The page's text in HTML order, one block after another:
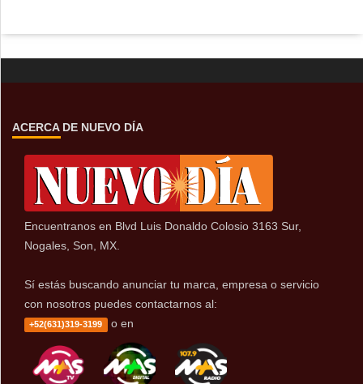
ACERCA DE NUEVO DÍA
Encuentranos en Blvd Luis Donaldo Colosio 3163 Sur,
Nogales, Son, MX.
Sí estás buscando anunciar tu marca, empresa o servicio
con nosotros puedes contactarnos al:
+52(631)319-3199 o en